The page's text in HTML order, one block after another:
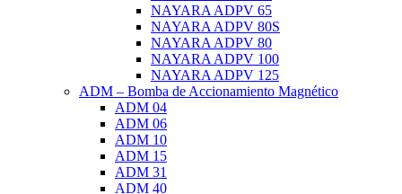
NAYARA ADPV 65
NAYARA ADPV 80S
NAYARA ADPV 80
NAYARA ADPV 100
NAYARA ADPV 125
ADM – Bomba de Accionamiento Magnético
ADM 04
ADM 06
ADM 10
ADM 15
ADM 31
ADM 40